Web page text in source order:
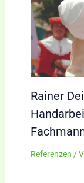
Rainer
Referenzen /